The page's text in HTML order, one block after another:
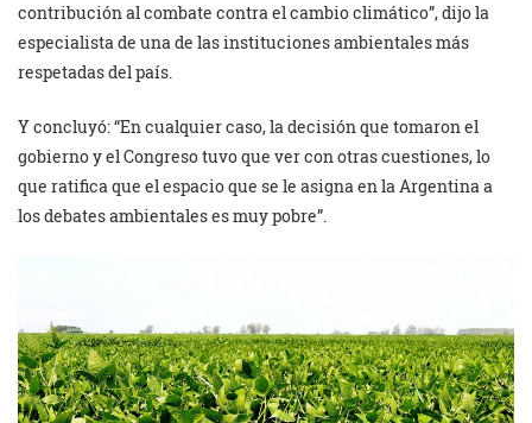
contribución al combate contra el cambio climático”, dijo la
especialista de una de las instituciones ambientales más
respetadas del país.
Y concluyó: “En cualquier caso, la decisión que tomaron el
gobierno y el Congreso tuvo que ver con otras cuestiones, lo
que ratifica que el espacio que se le asigna en la Argentina a
los debates ambientales es muy pobre”.